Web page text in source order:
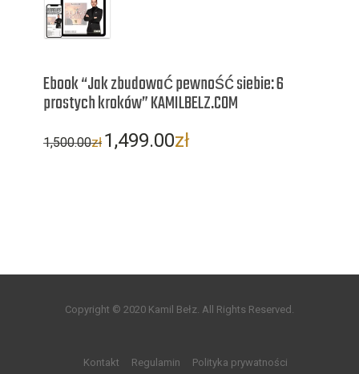
Ebook “Jak zbudować pewność siebie: 6
prostych kroków” KAMILBELZ.COM
1,500.00zł
Pierwotna
1,499.00zł
Copyright © 2020 Kamil Bełz. All Rights Reserved.
Kontakt Regulamin Polityka prywatności